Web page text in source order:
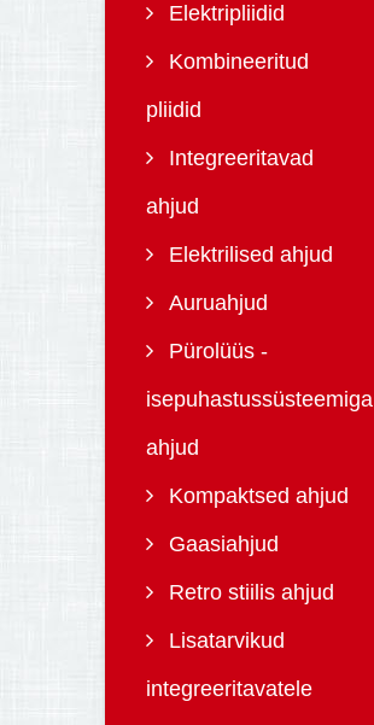
Elektripliidid
Kombineeritud
pliidid
Integreeritavad
ahjud
Elektrilised ahjud
Auruahjud
Pürolüüs -
isepuhastussüsteemiga
ahjud
Kompaktsed ahjud
Gaasiahjud
Retro stiilis ahjud
Lisatarvikud
integreeritavatele